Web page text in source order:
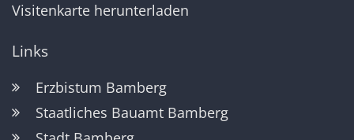
Visitenkarte herunterladen
Links
Erzbistum Bamberg
Staatliches Bauamt Bamberg